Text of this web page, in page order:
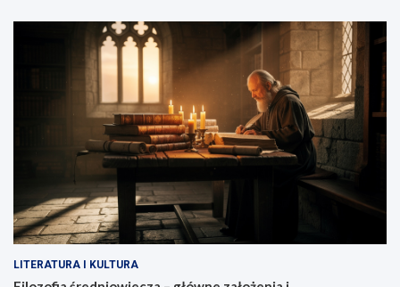
LITERATURA I KULTURA